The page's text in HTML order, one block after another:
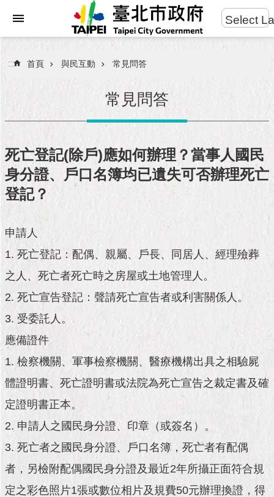
進
搜
民
服
務
市
團
隊
市
公
告
施
政
景
及
成
果
市
政
料
Select
::: 首頁 與民互動 常見問答
常見問答
死亡登記(除戶)應如何辦理？當事人國民
身分證、戶口名簿均已遺失可否辦理死亡
登記？
申請人
1. 死亡登記：配偶、親屬、戶長、同居人、經理殮葬
之人、死亡者死亡時之房屋或土地管理人。
2. 死亡宣告登記：聲請死亡宣告者或利害關係人。
3. 受委託人。
應備證件
1. 檢察機關、軍事檢察機關、醫療機構出具之相驗屍
體證明書、死亡證明書或法院為死亡宣告之裁定書及確
定證明書正本。
2. 申請人之國民身分證、印章（或簽名）。
3. 死亡者之國民身分證、戶口名簿，死亡者有配偶
者，另檢附配偶國民身分證及最近2年所攝正面符合規
定之彩色照片1張或數位相片及規費50元辦理換證，得